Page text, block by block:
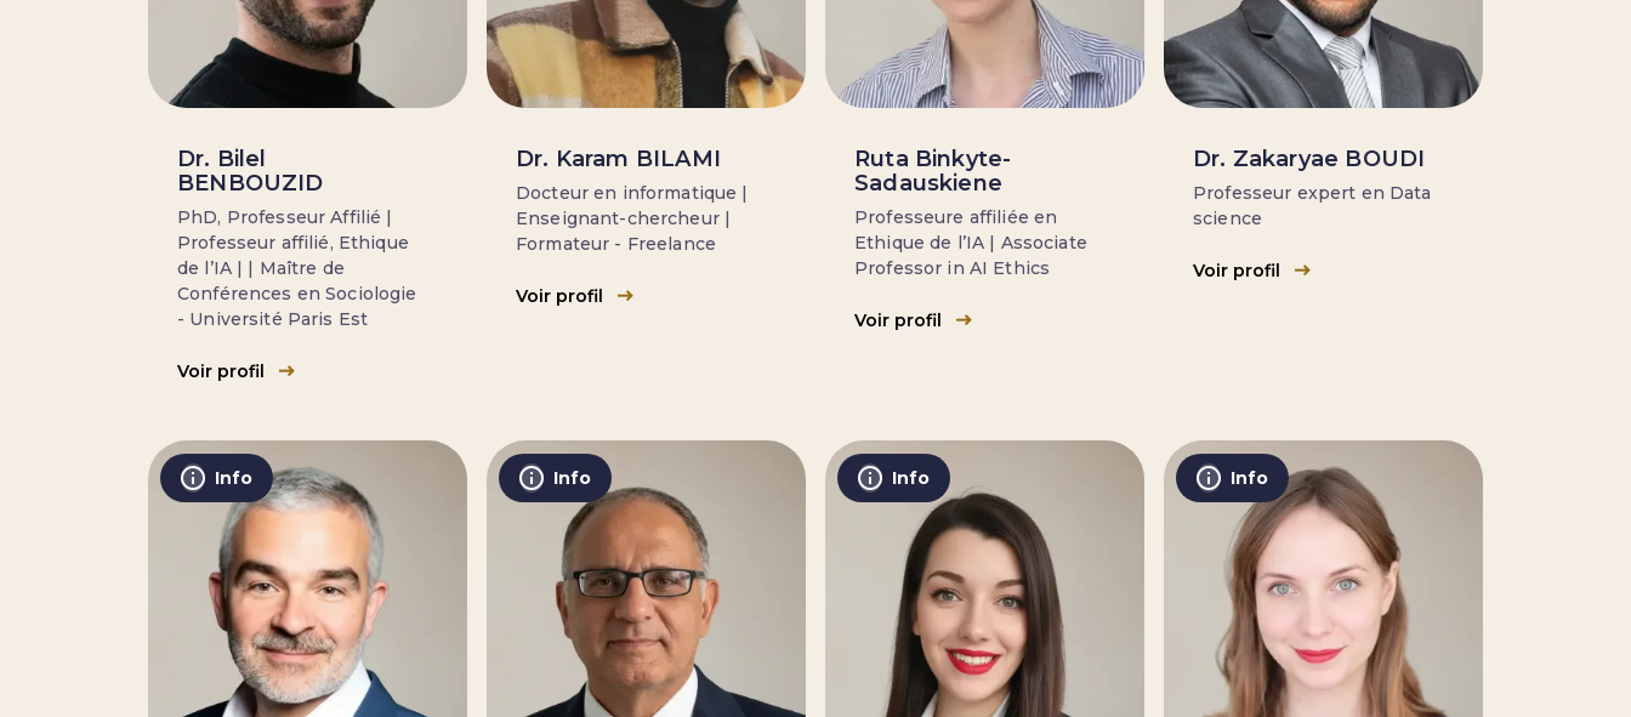
Dr. Bilel
BENBOUZID
PhD, Professeur Affilié |
Professeur affilié, Ethique
de l’IA | | Maître de
Conférences en Sociologie
- Université Paris Est
Voir profil
Dr. Karam BILAMI
Docteur en informatique |
Enseignant-chercheur |
Formateur - Freelance
Voir profil
Ruta Binkyte-
Sadauskiene
Professeure affiliée en
Ethique de l’IA | Associate
Professor in AI Ethics
Voir profil
Dr. Zakaryae BOUDI
Professeur expert en Data
science
Voir profil
Info Info Info Info